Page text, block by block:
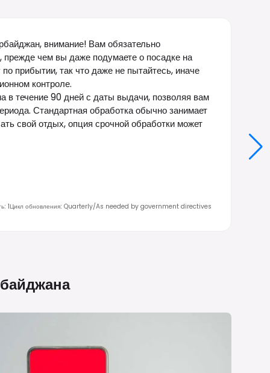
внимание! Вам обязательно
прежде чем вы даже подумаете о посадке на
прибытии, так что даже не пытайтесь, иначе
контроле.
в течение 90 дней с даты выдачи, позволяя вам
Стандартная обработка обычно занимает
свой отдых, опция срочной обработки может
: 1Цикл обновления: Quarterly/As needed by government directives